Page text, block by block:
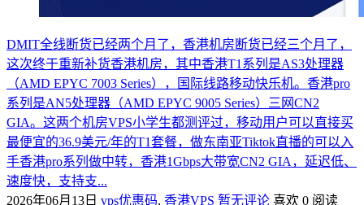
DMIT全线断货已经两个月了，香港机房断货已经三个月了，
这次终于重新补货香港机房，其中香港T1系列是AS3处理器
（AMD EPYC 7003 Series），国际线路移动快乐机。香港pro
系列是AN5处理器（AMD EPYC 9005 Series）三网CN2
GIA。这两个机房VPS小学生都测评过，移动用户可以直接买
最便宜的36.9美元/年的T1套餐，做东南亚Tiktok直播的可以入
手香港pro系列做中转，香港1Gbps大带宽CN2 GIA，延迟低、
速度快，支持支...
2026年06月13日 vps优惠码, 香港VPS 暂无评论 喜欢 0 阅读